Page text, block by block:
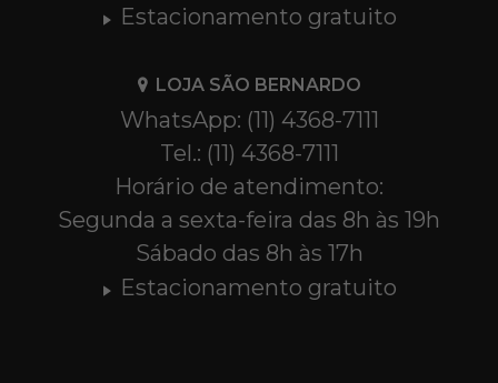
Estacionamento gratuito
LOJA SÃO BERNARDO
WhatsApp: (11) 4368-7111
Tel.: (11) 4368-7111
Horário de atendimento:
Segunda a sexta-feira das 8h às 19h
Sábado das 8h às 17h
Estacionamento gratuito